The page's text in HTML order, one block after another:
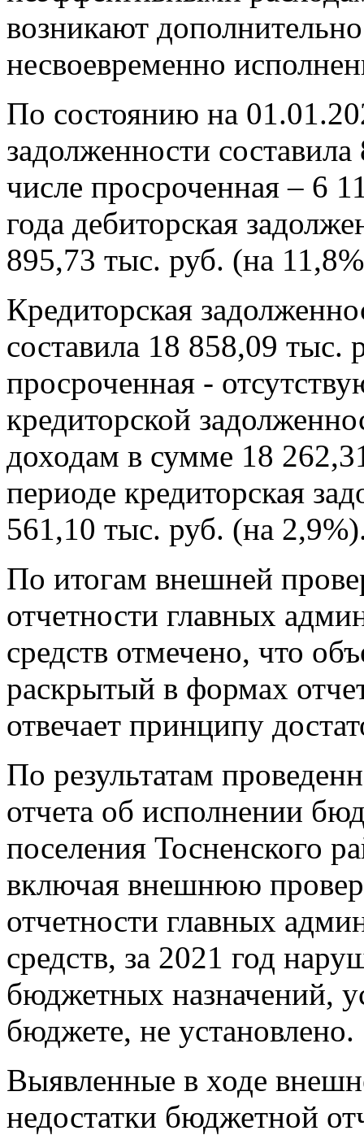
возникают
несвоевременно
По состоянию на
задолженности
числе просроченная – 6
года дебиторская
895,73 тыс. руб. (на
Кредиторская
составила 18 858,09 тыс.
просроченная -
кредиторской
доходам в сумме 18
периоде кредиторская
561,10 тыс. руб. (на
По итогам внешней
отчетности главных
средств отмечено, что
раскрытый в формах
отвечает принципу
По результатам
отчета об исполнении
поселения Тосненского
включая внешнюю
отчетности главных
средств, за 2021 год
бюджетных назначений,
бюджете, не установлено.
Выявленные в ходе
недостатки бюджетной